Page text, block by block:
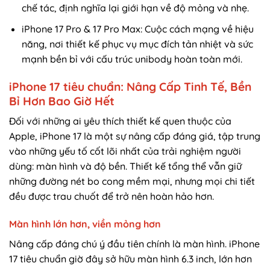
chế tác, định nghĩa lại giới hạn về độ mỏng và nhẹ.
iPhone 17 Pro & 17 Pro Max: Cuộc cách mạng về hiệu
năng, nơi thiết kế phục vụ mục đích tản nhiệt và sức
mạnh bền bỉ với cấu trúc unibody hoàn toàn mới.
iPhone 17 tiêu chuẩn: Nâng Cấp Tinh Tế, Bền
Bỉ Hơn Bao Giờ Hết
Đối với những ai yêu thích thiết kế quen thuộc của
Apple, iPhone 17 là một sự nâng cấp đáng giá, tập trung
vào những yếu tố cốt lõi nhất của trải nghiệm người
dùng: màn hình và độ bền. Thiết kế tổng thể vẫn giữ
những đường nét bo cong mềm mại, nhưng mọi chi tiết
đều được trau chuốt để trở nên hoàn hảo hơn.
Màn hình lớn hơn, viền mỏng hơn
Nâng cấp đáng chú ý đầu tiên chính là màn hình. iPhone
17 tiêu chuẩn giờ đây sở hữu màn hình 6.3 inch, lớn hơn